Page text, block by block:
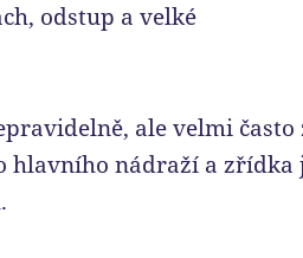
odstup a velké
ale velmi
hlavního nádraží a zřídka